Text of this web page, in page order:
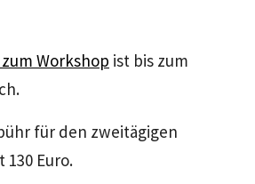
Workshop ist bis zum
für den zweitägigen
130 Euro.